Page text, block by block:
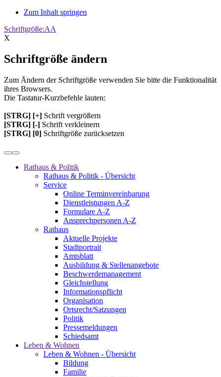
Zum Inhalt springen
Schriftgröße:AA
X
Schriftgröße ändern
Zum Ändern der Schriftgröße verwenden Sie bitte die Funktionalität
ihres Browsers.
Die Tastatur-Kurzbefehle lauten:
[STRG] [+] Schrift vergrößern
[STRG] [-] Schrift verkleinern
[STRG] [0] Schriftgröße zurücksetzen
Rathaus & Politik
Rathaus & Politik - Übersicht
Service
Online Terminvereinbarung
Dienstleistungen A-Z
Formulare A-Z
Ansprechpersonen A-Z
Rathaus
Aktuelle Projekte
Stadtportrait
Amtsblatt
Ausbildung & Stellenangebote
Beschwerdemanagement
Gleichstellung
Informationspflicht
Organisation
Ortsrecht/Satzungen
Politik
Pressemeldungen
Schiedsamt
Leben & Wohnen
Leben & Wohnen - Übersicht
Bildung
Familie